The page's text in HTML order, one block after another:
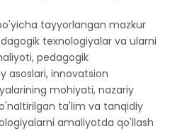
tayyorlangan mazkur
texnologiyalar va ularni
pedagogik
asoslari, innovatsion
mohiyati, nazariy
ta'lim va tanqidiy
amaliyotda qo'llash